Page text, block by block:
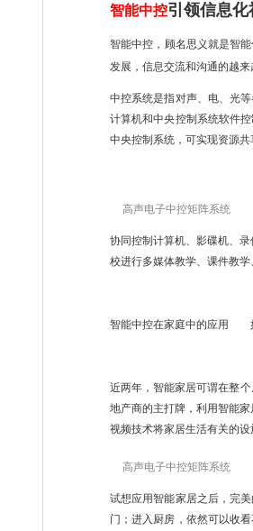
智能中控引领信息
智能中控，顾名思义就是智
发展，信息交流和沟通的越
中控系统是指对声、电、光
计算机和中央控制系统软件
中央控制系统，可实现资源共
高声电子中控矩阵系统
协同控制计算机、影碟机、
校进行多媒体教学、课件教
智能中控在家庭中的应用 如
近两年，智能家居可谓在整
地产商的主打牌，利用智能
视频技术将家居生活有关的
高声电子中控矩阵系统
试想应用智能家居之后，完
门；进入厨房，依然可以收